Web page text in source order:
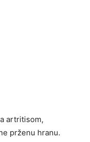
artritisom,
prženu hranu.